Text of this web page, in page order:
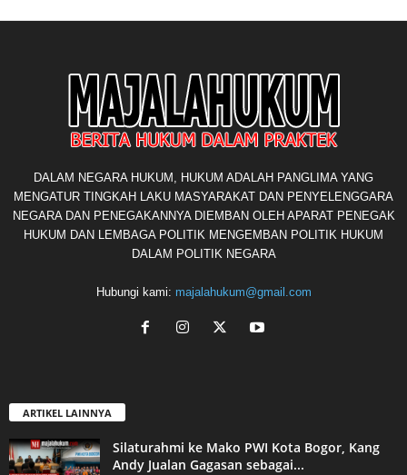
DALAM NEGARA HUKUM, HUKUM ADALAH PANGLIMA YANG
MENGATUR TINGKAH LAKU MASYARAKAT DAN PENYELENGGARA
NEGARA DAN PENEGAKANNYA DIEMBAN OLEH APARAT PENEGAK
HUKUM DAN LEMBAGA POLITIK MENGEMBAN POLITIK HUKUM
DALAM POLITIK NEGARA
Hubungi kami: majalahukum@gmail.com
ARTIKEL LAINNYA
Silaturahmi ke Mako PWI Kota Bogor, Kang
Andy Jualan Gagasan sebagai...